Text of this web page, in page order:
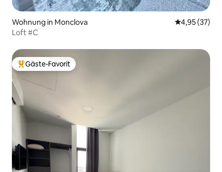
Wohnung in Monclova
4,95 (37)
Loft #C
Beliebter Gäste-Favorit.
Gäste-Favorit